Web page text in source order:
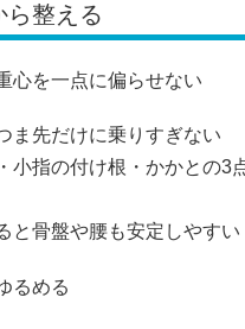
ら整える
心を一点に偏らせない
ま先だけに乗りすぎない
小指の付け根・かかとの3
と骨盤や腰も安定しやすい
るめる